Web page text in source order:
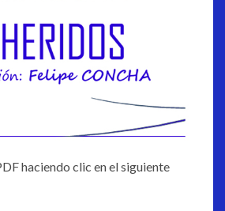
haciendo clic en el siguiente